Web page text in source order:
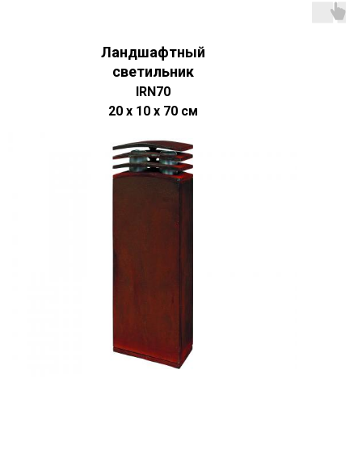
Ландшафтный
светильник
IRN70
20 х 10 х 70 см